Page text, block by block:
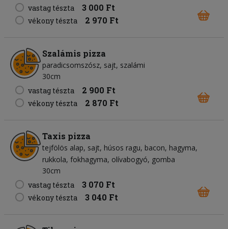
vastag tészta
3 000 Ft
vékony tészta 2 970 Ft
Szalámis pizza
paradicsomszósz sajt szalámi
30cm
vastag tészta
2 900 Ft
vékony tészta 2 870 Ft
Taxis pizza
tejfölös alap sajt húsos ragu bacon hagyma
rukkola fokhagyma olívabogyó gomba
30cm
vastag tészta
3 070 Ft
vékony tészta 3 040 Ft